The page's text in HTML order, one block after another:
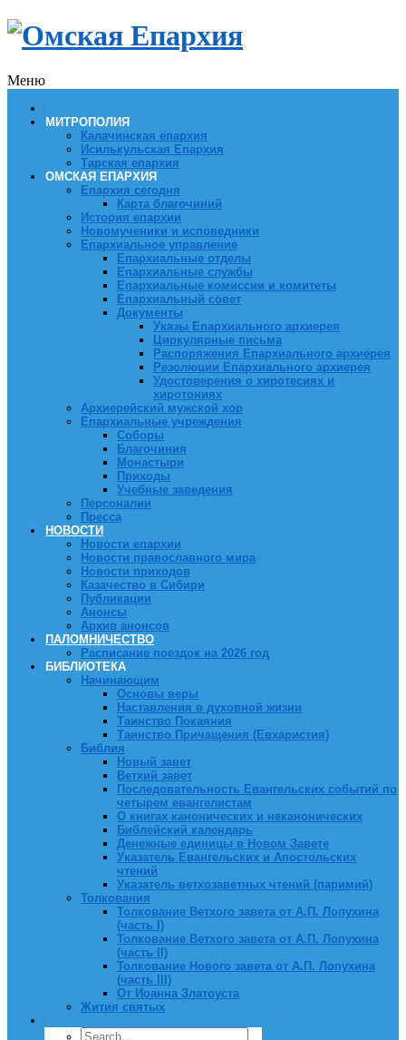
Меню
МИТРОПОЛИЯ
Калачинская епархия
Исилькульская Епархия
Тарская епархия
ОМСКАЯ ЕПАРХИЯ
Епархия сегодня
Карта благочиний
История епархии
Новомученики и исповедники
Епархиальное управление
Епархиальные отделы
Епархиальные службы
Епархиальные комиссии и комитеты
Епархиальный совет
Документы
Указы Епархиального архиерея
Циркулярные письма
Распоряжения Епархиального архиерея
Резолюции Епархиального архиерея
Удостоверения о хиротесиях и
хиротониях
Архиерейский мужской хор
Епархиальные учреждения
Соборы
Благочиния
Монастыри
Приходы
Учебные заведения
Персоналии
Пресса
НОВОСТИ
Новости епархии
Новости православного мира
Новости приходов
Казачество в Сибири
Публикации
Анонсы
Архив анонсов
ПАЛОМНИЧЕСТВО
Расписание поездок на 2026 год
БИБЛИОТЕКА
Начинающим
Основы веры
Наставления в духовной жизни
Таинство Покаяния
Таинство Причащения (Евхаристия)
Библия
Новый завет
Ветхий завет
Последовательность Евангельских событий по
четырем евангелистам
О книгах канонических и неканонических
Библейский календарь
Денежные единицы в Новом Завете
Указатель Евангельских и Апостольских
чтений
Указатель ветхозаветных чтений (паримий)
Толкования
Толкование Ветхого завета от А.П. Лопухина
(часть I)
Толкование Ветхого завета от А.П. Лопухина
(часть II)
Толкование Нового завета от А.П. Лопухина
(часть III)
От Иоанна Златоуста
Жития святых